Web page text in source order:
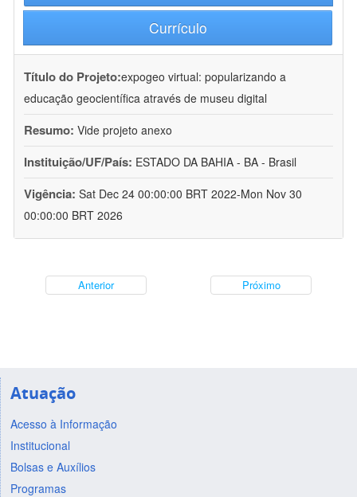
Currículo
Título do Projeto:expogeo virtual: popularizando a
educação geocientífica através de museu digital
Resumo: Vide projeto anexo
Instituição/UF/País: ESTADO DA BAHIA - BA - Brasil
Vigência: Sat Dec 24 00:00:00 BRT 2022-Mon Nov 30
00:00:00 BRT 2026
Anterior Próximo
Atuação
Acesso à Informação
Institucional
Bolsas e Auxílios
Programas